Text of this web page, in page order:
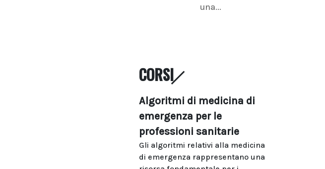
una...
CORSI
Algoritmi di medicina di
emergenza per le
professioni sanitarie
Gli algoritmi relativi alla medicina
di emergenza rappresentano una